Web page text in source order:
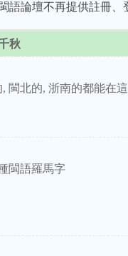
語論壇不再提供註冊
秋
閩北的, 浙南的都能在
閩語羅馬字